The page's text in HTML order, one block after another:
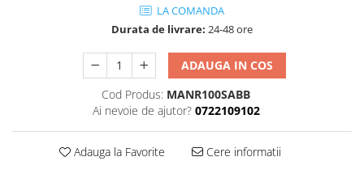
LA COMANDA
Durata de livrare: 24-48 ore
ADAUGA IN COS
Cod Produs: MANR100SABB
Ai nevoie de ajutor? 0722109102
Adauga la Favorite Cere informatii